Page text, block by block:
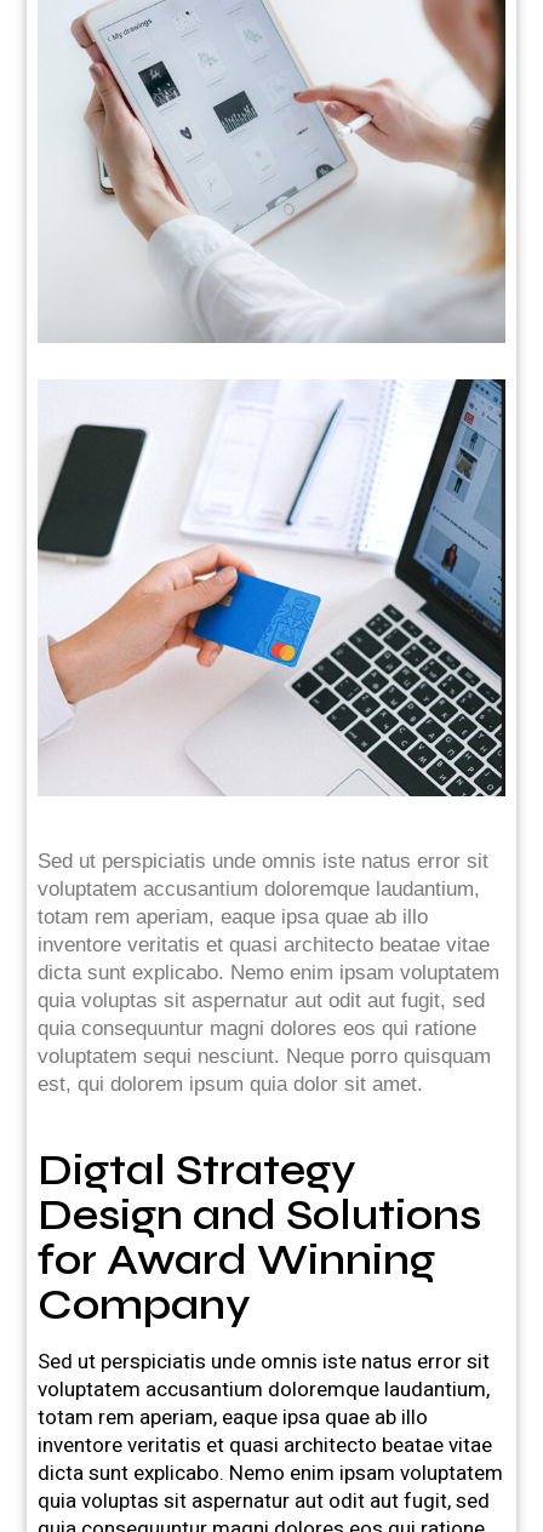
Sed ut perspiciatis unde omnis iste natus error sit
voluptatem accusantium doloremque laudantium,
totam rem aperiam, eaque ipsa quae ab illo
inventore veritatis et quasi architecto beatae vitae
dicta sunt explicabo. Nemo enim ipsam voluptatem
quia voluptas sit aspernatur aut odit aut fugit, sed
quia consequuntur magni dolores eos qui ratione
voluptatem sequi nesciunt. Neque porro quisquam
est, qui dolorem ipsum quia dolor sit amet.
Digtal Strategy
Design and Solutions
for Award Winning
Company
Sed ut perspiciatis unde omnis iste natus error sit
voluptatem accusantium doloremque laudantium,
totam rem aperiam, eaque ipsa quae ab illo
inventore veritatis et quasi architecto beatae vitae
dicta sunt explicabo. Nemo enim ipsam voluptatem
quia voluptas sit aspernatur aut odit aut fugit, sed